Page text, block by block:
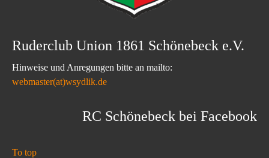
Ruderclub Union 1861 Schönebeck e.V.
Hinweise und Anregungen bitte an mailto:
webmaster(at)wsydlik.de
RC Schönebeck bei Facebook
To top